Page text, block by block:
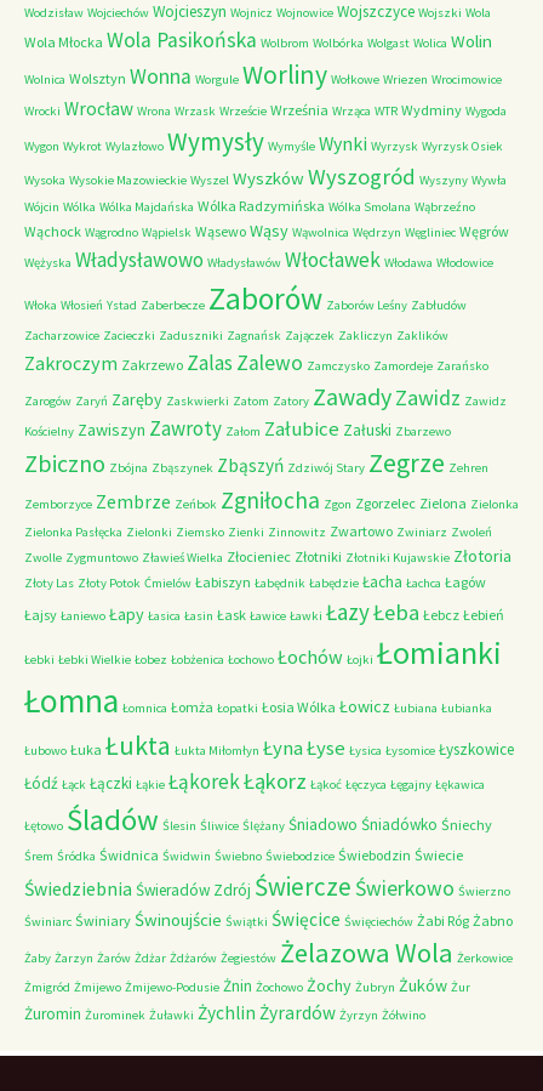
Wodzisław Wojciechów Wojcieszyn Wojnicz Wojnowice Wojszczyce Wojszki Wola
Wola Młocka Wola Pasikońska Wolbrom Wolbórka Wolgast Wolica Wolin
Wolnica Wolsztyn Wonna Worgule Worliny Wołkowe Wriezen Wrocimowice
Wrocki Wrocław Wrona Wrzask Wrzeście Września Wrząca WTR Wydminy Wygoda
Wygon Wykrot Wylazłowo Wymysły Wymyśle Wynki Wyrzysk Wyrzysk Osiek
Wysoka Wysokie Mazowieckie Wyszel WyszkówWyszogród Wyszyny Wywła
Wójcin Wólka Wólka Majdańska Wólka Radzymińska Wólka Smolana Wąbrzeźno
Wąchock Wągrodno Wąpielsk Wąsewo Wąsy Wąwolnica Wędrzyn Węgliniec Węgrów
Wężyska Władysławowo Władysławów Włocławek Włodawa Włodowice
Włoka Włosień Ystad Zaberbecze Zaborów Zaborów Leśny Zabłudów
Zacharzowice Zacieczki Zaduszniki Zagnańsk Zajączek Zakliczyn Zaklików
Zakroczym Zakrzewo ZalasZalewo Zamczysko Zamordeje Zarańsko
Zarogów Zaryń Zaręby Zaskwierki Zatom Zatory ZawadyZawidz Zawidz
Kościelny Zawiszyn Zawroty Załom Załubice Załuski Zbarzewo
Zbiczno Zbójna Zbąszynek Zbąszyń Zdziwój Stary Zegrze Zehren
Zemborzyce Zembrze Zeńbok Zgniłocha Zgon Zgorzelec Zielona Zielonka
Zielonka Pasłęcka Zielonki Ziemsko Zienki Zinnowitz Zwartowo Zwiniarz Zwoleń
Zwolle Zygmuntowo Zławieś Wielka Złocieniec Złotniki Złotniki Kujawskie Złotoria
Złoty Las Złoty Potok Ćmielów Łabiszyn Łabędnik Łabędzie Łacha Łachca Łagów
Łajsy Łaniewo Łapy Łasica Łasin Łask Ławice Ławki ŁazyŁeba Łebcz Łebień
Łebki Łebki Wielkie Łobez Łobżenica Łochowo Łochów Łojki Łomianki
Łomna Łomnica Łomża Łopatki Łosia Wólka Łowicz Łubiana Łubianka
Łubowo Łuka Łukta Łukta Miłomłyn ŁynaŁyse Łysica Łysomice Łyszkowice
Łódź Łąck Łączki Łąkie ŁąkorekŁąkorz Łąkoć Łęczyca Łęgajny Łękawica
Łętowo Śladów Ślesin Śliwice Ślężany Śniadowo Śniadówko Śniechy
Śrem Śródka Świdnica Świdwin Świebno Świebodzice Świebodzin Świecie
Świedziebnia Świeradów Zdrój Świercze Świerkowo Świerzno
Świniarc Świniary Świnoujście Świątki Święcice Święciechów Żabi Róg Żabno
Żaby Żarzyn Żarów Żdżar Żdżarów Żegiestów Żelazowa Wola Żerkowice
Żmigród Żmijewo Żmijewo-Podusie Żnin Żochowo Żochy Żubryn Żuków Żur
Żuromin Żurominek Żuławki Żychlin Żyrardów Żyrzyn Żółwino